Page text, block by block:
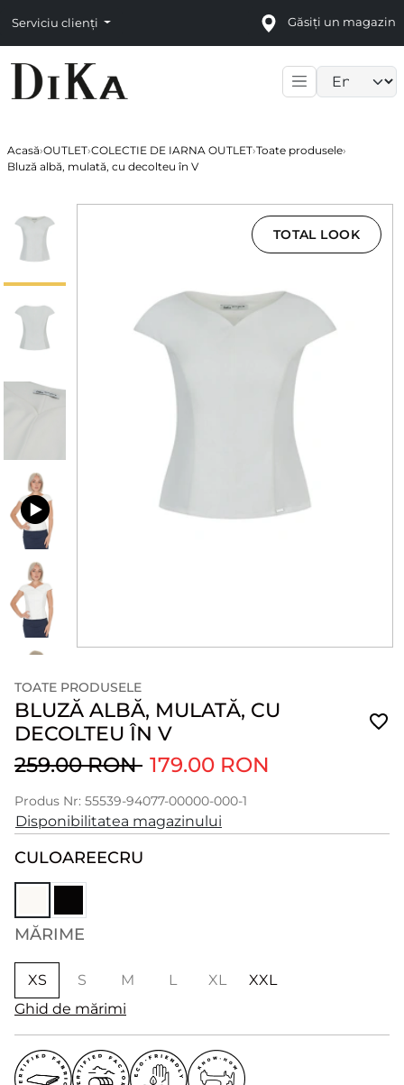
Serviciu clienți Găsiți un magazin
Acasă›OUTLET›COLECTIE DE IARNA OUTLET›Toate produsele›
Bluză albă, mulată, cu decolteu în V
TOTAL LOOK
TOATE PRODUSELE
BLUZĂ ALBĂ, MULATĂ, CU
DECOLTEU ÎN V
259.00 RON 179.00 RON
Produs Nr: 55539-94077-00000-000-1
Disponibilitatea magazinului
CULOAREECRU
MĂRIME
XS S M L XL
XXL
Ghid de mărimi